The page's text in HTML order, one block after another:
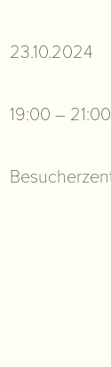
23.10.2024
19:00 –